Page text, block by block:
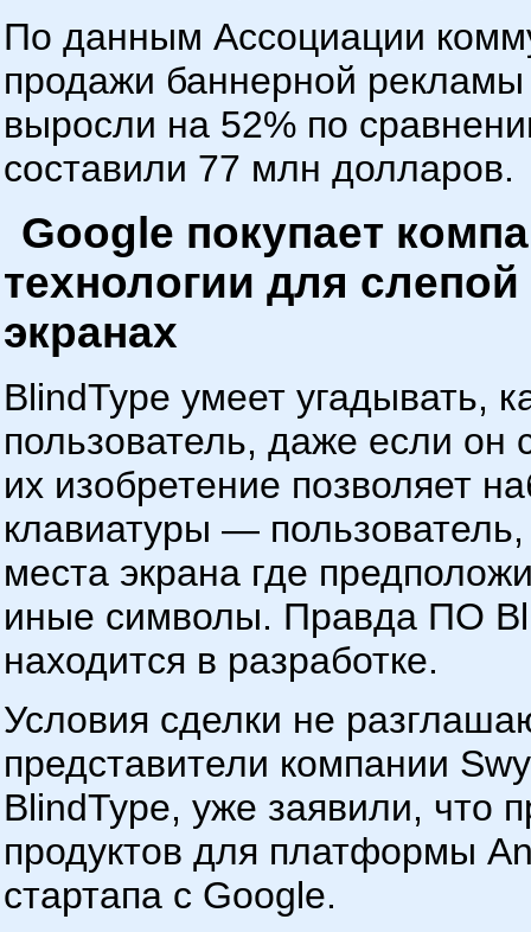
По данным Ассоциации
продажи баннерной рекламы
выросли на 52% по
составили 77 млн долларов.
Google покупает
технологии для
экранах
BlindType умеет угадывать,
пользователь, даже если он
их изобретение позволяет
клавиатуры —
места экрана где
иные символы. Правда ПО
находится в разработке.
Условия сделки не
представители компании
BlindType, уже заявили, что
продуктов для платформы
стартапа с Google.